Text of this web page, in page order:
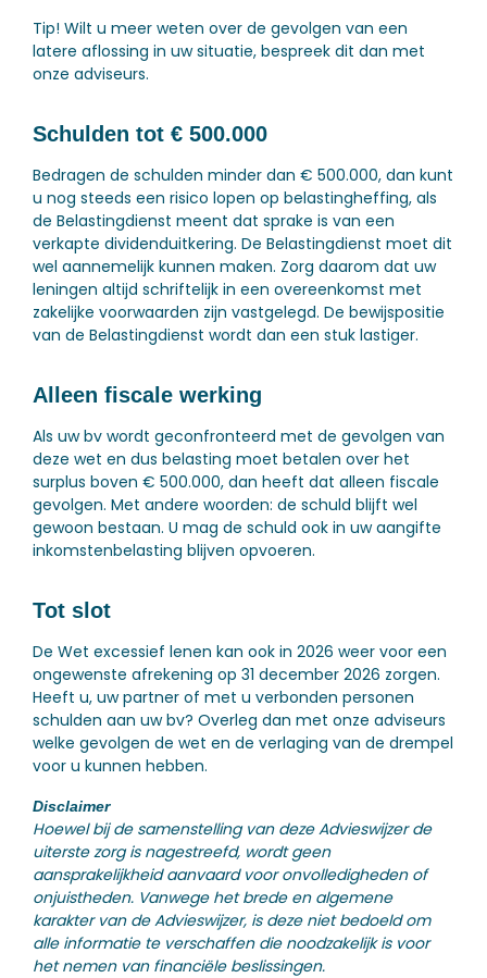
Tip! Wilt u meer weten over de gevolgen van een
latere aflossing in uw situatie, bespreek dit dan met
onze adviseurs.
Schulden tot € 500.000
Bedragen de schulden minder dan € 500.000, dan kunt
u nog steeds een risico lopen op belastingheffing, als
de Belastingdienst meent dat sprake is van een
verkapte dividenduitkering. De Belastingdienst moet dit
wel aannemelijk kunnen maken. Zorg daarom dat uw
leningen altijd schriftelijk in een overeenkomst met
zakelijke voorwaarden zijn vastgelegd. De bewijspositie
van de Belastingdienst wordt dan een stuk lastiger.
Alleen fiscale werking
Als uw bv wordt geconfronteerd met de gevolgen van
deze wet en dus belasting moet betalen over het
surplus boven € 500.000, dan heeft dat alleen fiscale
gevolgen. Met andere woorden: de schuld blijft wel
gewoon bestaan. U mag de schuld ook in uw aangifte
inkomstenbelasting blijven opvoeren.
Tot slot
De Wet excessief lenen kan ook in 2026 weer voor een
ongewenste afrekening op 31 december 2026 zorgen.
Heeft u, uw partner of met u verbonden personen
schulden aan uw bv? Overleg dan met onze adviseurs
welke gevolgen de wet en de verlaging van de drempel
voor u kunnen hebben.
Disclaimer
Hoewel bij de samenstelling van deze Advieswijzer de
uiterste zorg is nagestreefd, wordt geen
aansprakelijkheid aanvaard voor onvolledigheden of
onjuistheden. Vanwege het brede en algemene
karakter van de Advieswijzer, is deze niet bedoeld om
alle informatie te verschaffen die noodzakelijk is voor
het nemen van financiële beslissingen.